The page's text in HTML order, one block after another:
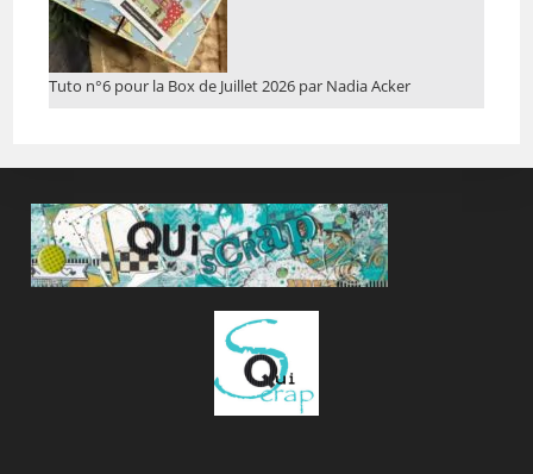
Tuto n°6 pour la Box de Juillet 2026 par Nadia Acker